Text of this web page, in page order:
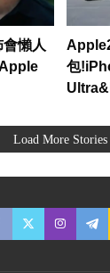
懶人
包
Load More Stories